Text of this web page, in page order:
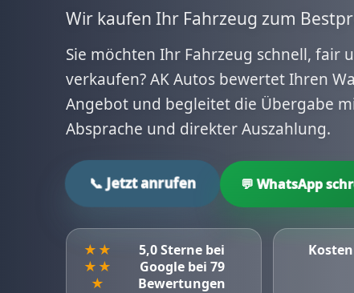
Wir kaufen Ihr Fahrzeug zum
Sie möchten Ihr Fahrzeug schnell, fair
verkaufen? AK Autos bewertet Ihren
Angebot und begleitet die Übergabe
Absprache und direkter Auszahlung.
📞 Jetzt anrufen 💬 WhatsApp
★★
★★
★
5,0 Sterne bei
Google bei 79
Bewertungen